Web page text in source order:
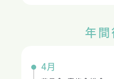
年間
4月